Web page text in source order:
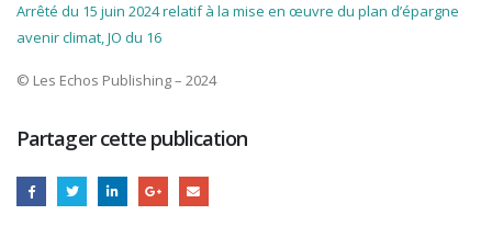
Arrêté du 15 juin 2024 relatif à la mise en œuvre du plan d’épargne
avenir climat, JO du 16
© Les Echos Publishing – 2024
Partager cette publication